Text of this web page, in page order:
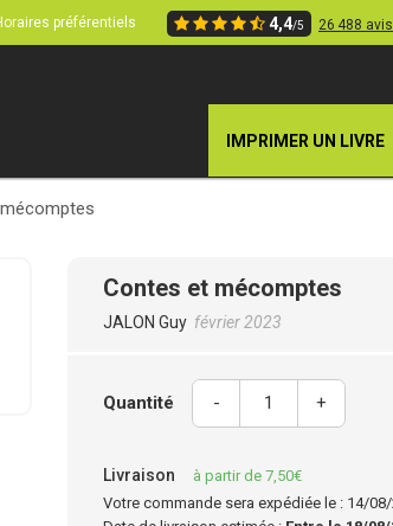
préférentiels 4,4/5 26 488
IMPRIMER UN LIVRE
Contes et mécomptes
JALON Guy février 2023
Quantité - +
Livraison
à partir de 7,50€
Votre commande sera expédiée le : 14/